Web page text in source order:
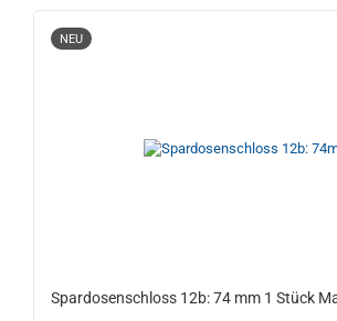
NEU
Spardosenschloss 12b: 74 mm 1 Stück